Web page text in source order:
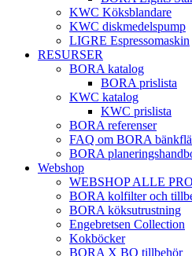
KWC Köksblandare
KWC diskmedelspump
LIGRE Espressomaskin
RESURSER
BORA katalog
BORA prislista
KWC katalog
KWC prislista
BORA referenser
FAQ om BORA
BORA
Webshop
WEBSHOP ALLE
BORA kolfilter och
BORA köksutrustning
Engebretsen Collection
Kokböcker
BORA X BO tillbehör